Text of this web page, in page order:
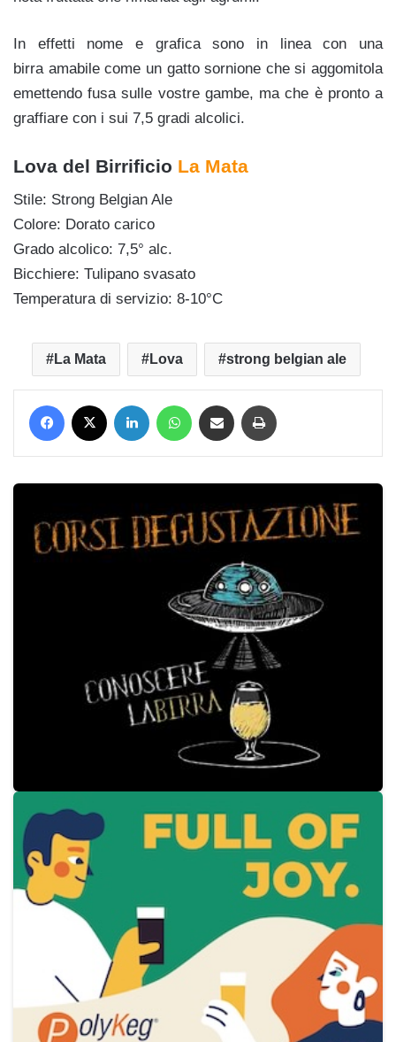
In effetti nome e grafica sono in linea con una
birra amabile come un gatto sornione che si aggomitola
emettendo fusa sulle vostre gambe, ma che è pronto a
graffiare con i sui 7,5 gradi alcolici.
Lova del Birrificio La Mata
Stile: Strong Belgian Ale
Colore: Dorato carico
Grado alcolico: 7,5° alc.
Bicchiere: Tulipano svasato
Temperatura di servizio: 8-10°C
La Mata Lova strong belgian ale
Facebook LinkedIn WhatsApp Condividi via mail